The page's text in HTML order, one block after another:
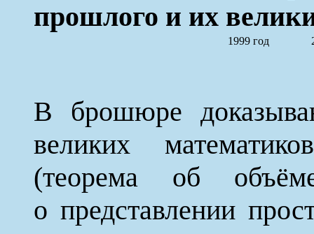
прошлого и их
1999 год
В брошюре
великих
(теорема об
о представлении